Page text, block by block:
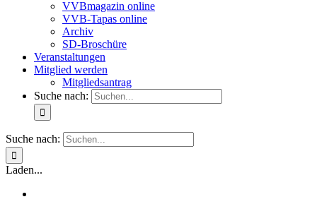
VVBmagazin online
VVB-Tapas online
Archiv
SD-Broschüre
Veranstaltungen
Mitglied werden
Mitgliedsantrag
Suche nach:
Suche nach:
Laden...